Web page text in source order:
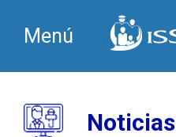
Menú
Noticias